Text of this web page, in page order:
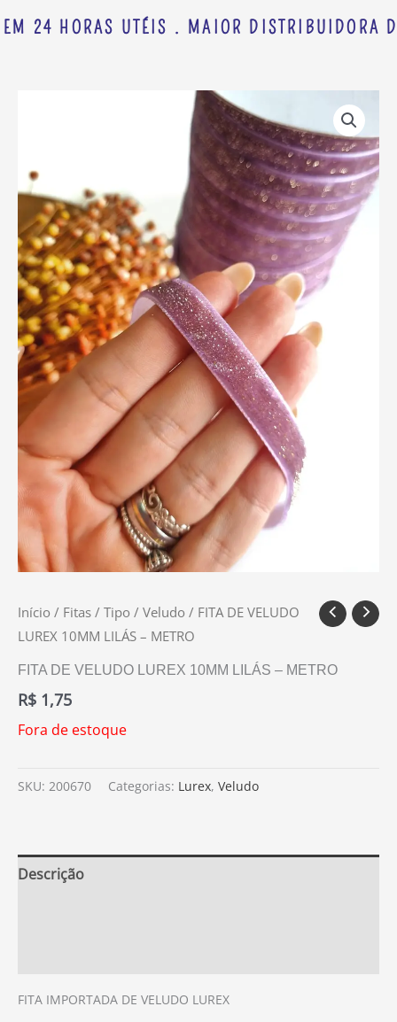
24 HORAS UTÉIS . MAIOR DISTRIBUIDORA
Início / Fitas / Tipo / Veludo / FITA DE VELUDO
LUREX 10MM LILÁS – METRO
FITA DE VELUDO LUREX 10MM LILÁS – METRO
R$ 1,75
Fora de estoque
SKU: 200670 Categorias: Lurex, Veludo
Descrição
FITA IMPORTADA DE VELUDO LUREX